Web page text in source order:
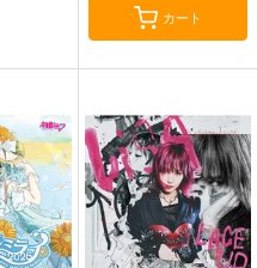
カート